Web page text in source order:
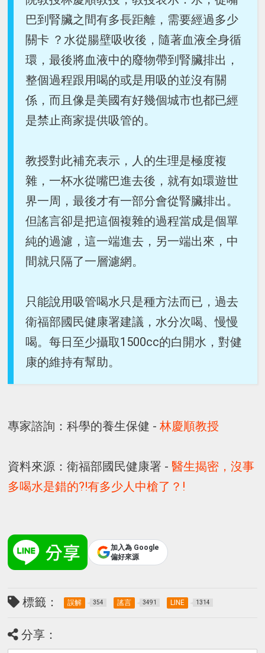
巴到腎臟之間有多長距離，需要經過多少
關卡 ？水從腸壁吸收後，隨著血液全身循
環，最後將血液中的廢物帶到腎臟排出，
整個過程跟用喝的或是用吸的並沒有關
係，而且像是美國有好幾個城市也都已經
是禁止商家提供吸管的。
教授對此補充表示，人的生理是極度複
雜，一杯水從嘴巴進去後，就有如環遊世
界一周，最後才有一部分會從腎臟排出。
但謠言卻是把這個複雜的過程當成是個單
純的過濾，這一端進去，另一端出來，中
間就只隔了一層濾網。
只能說用吸管喝水只是種方法而已，過去
衛福部國民健康署建議，水分次喝、慢慢
喝。每日至少攝取1500cc的白開水，對健
康的維持有幫助。
專家諮詢：科學的養生保健 -林慶順教授
資料來源：衛福部國民健康署 -醫生揭密，沒事
多喝水是錯的?!有多少人中槍了？!
加入為 Google
偏好來源
標籤： 誤解 354 謠言 3491 LINE 1314
分享：